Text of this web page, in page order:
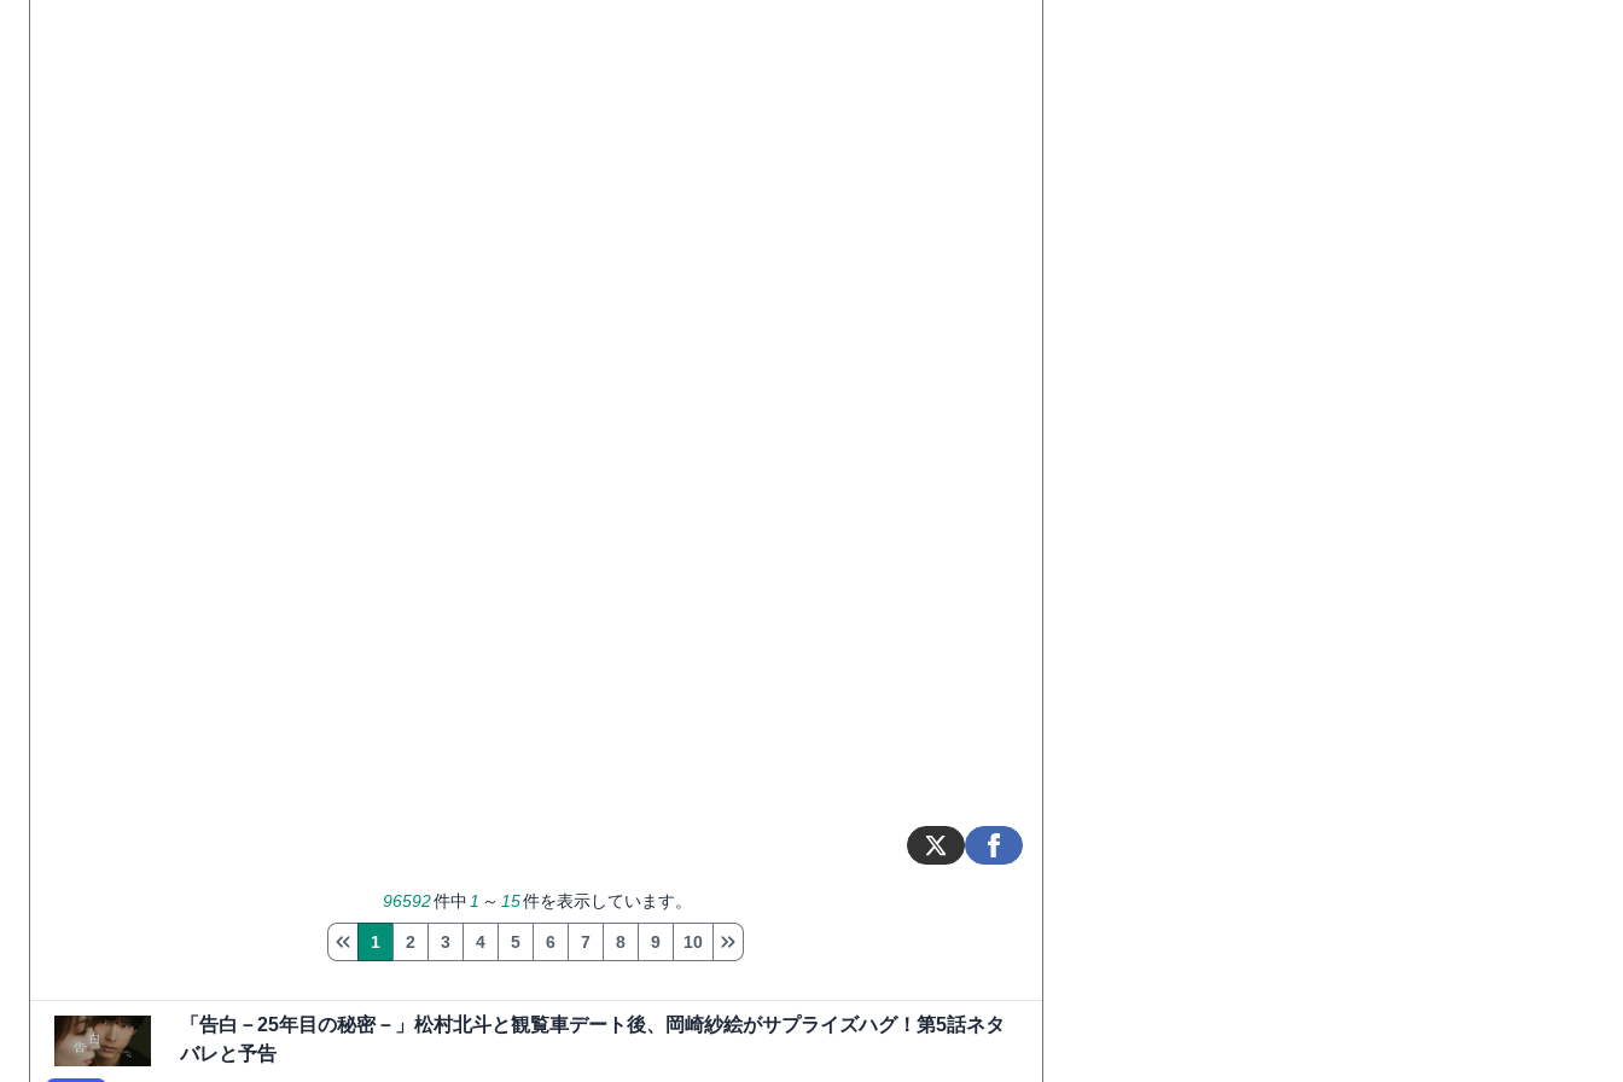
96592件中 1 ～ 15件を表示しています。
1 2 3 4 5 6 7 8 9 10
「告白－25年目の秘密－」松村北斗と観覧車デート後、岡崎紗絵がサプライズハグ！第5話ネタ
バレと予告